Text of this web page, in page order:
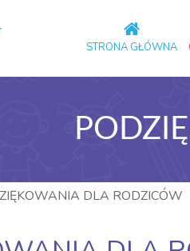
STRONA GŁÓWNA
DLA RODZICÓW